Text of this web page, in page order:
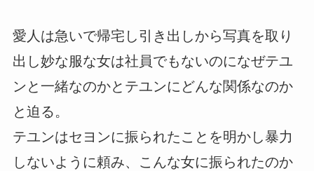
愛人は急いで帰宅し引き出しから写真を取り
出し妙な服な女は社員でもないのになぜテユ
ンと一緒なのかとテユンにどんな関係なのか
と迫る。
テユンはセヨンに振られたことを明かし暴力
しないように頼み、こんな女に振られたのか